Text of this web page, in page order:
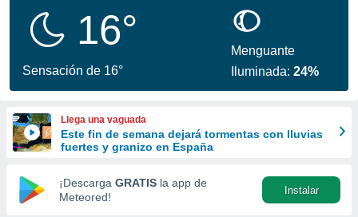
se
calidad.
a este
las
y
forma
digital
basada
16°
Sensación de 16°
Menguante
Iluminada:24%
Llega una vaguada
Este fin de semana dejará tormentas con lluvias
fuertes y granizo en España
¡Descarga GRATIS la app de
Meteored!
Instalar